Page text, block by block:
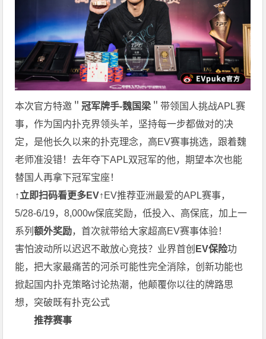
本次官方特邀＂冠军牌手-魏国梁 ＂带领国人挑战APL赛
事，作为国内扑克界领头羊，坚持每一步都做对的决
定，是他长久以来的扑克理念，高EV赛事挑选，跟着魏
老师准没错！去年夺下APL双冠军的他，期望本次也能
替国人再拿下冠军宝座！
↑立即扫码看更多EV↑ EV推荐亚洲最爱的APL赛事，
5/28-6/19，8,000w保底奖励，低投入、高保底，加上一
系列额外奖励，首次就带给大家超高EV赛事体验！
害怕波动所以迟迟不敢放心竞技？业界首创 EV保险功
能，把大家最痛苦的河杀可能性完全消除，创新功能也
掀起国内扑克策略讨论热潮，他颠覆你以往的牌路思
想，突破既有扑克公式
推荐赛事